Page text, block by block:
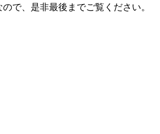
で、是非最後までご覧ください。